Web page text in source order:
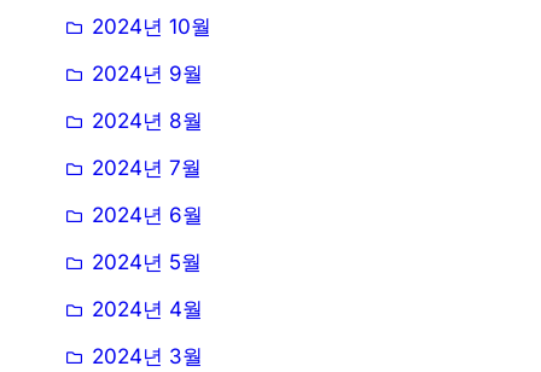
2024년 10월
2024년 9월
2024년 8월
2024년 7월
2024년 6월
2024년 5월
2024년 4월
2024년 3월